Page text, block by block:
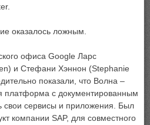
оказалось ложным.
офиса Google Ларс
и Стефани Хэннон (Stephanie
показали, что Волна –
платформа с документированным
свои сервисы и приложения. Был
компании SAP, для совместного